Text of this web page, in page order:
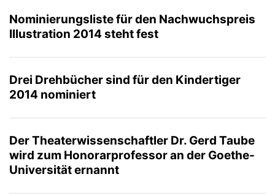
Nominierungsliste für den Nachwuchspreis
Illustration 2014 steht fest
Drei Drehbücher sind für den Kindertiger
2014 nominiert
Der Theaterwissenschaftler Dr. Gerd Taube
wird zum Honorarprofessor an der Goethe-
Universität ernannt